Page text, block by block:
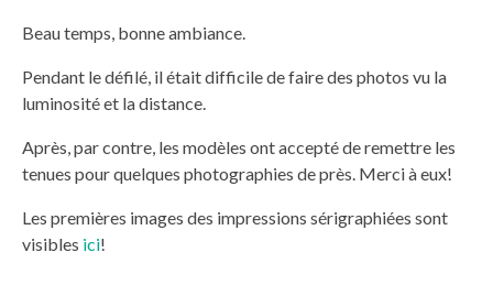
Beau temps, bonne ambiance.
Pendant le défilé, il était difficile de faire des photos vu la
luminosité et la distance.
Après, par contre, les modèles ont accepté de remettre les
tenues pour quelques photographies de près. Merci à eux!
Les premières images des impressions sérigraphiées sont
visibles ici!